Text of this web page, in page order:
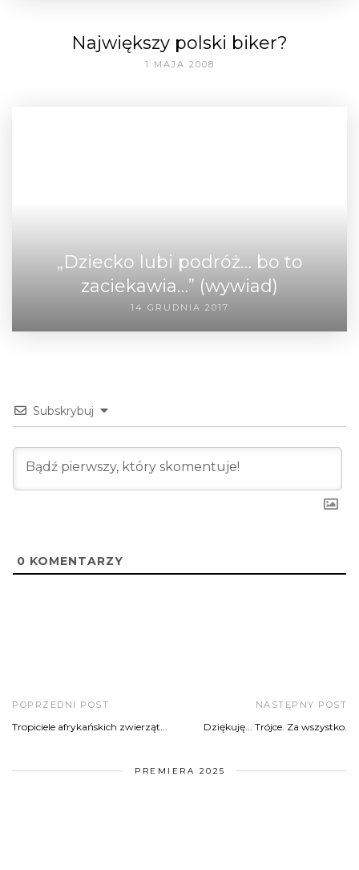
Największy polski biker?
1 MAJA 2008
„Dziecko lubi podróż… bo to
zaciekawia…” (wywiad)
14 GRUDNIA 2017
Subskrybuj
0 KOMENTARZY
POPRZEDNI POST
Tropiciele afrykańskich zwierząt...
NASTĘPNY POST
Dziękuję... Trójce. Za wszystko.
PREMIERA 2025